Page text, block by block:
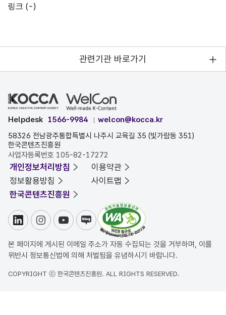
링크 (-)
관련기관 바로가기
Helpdesk 1566-9984
welcon@kocca.kr
58326 전남광주통합특별시 나주시 교육길 35 (빛가람동 351)
한국콘텐츠진흥원
사업자등록번호 105-82-17272
개인정보처리방침
이용약관
정보활용방침
사이트맵
한국콘텐츠진흥원
링크드인인스타그램
유튜브블로그
본 페이지에 게시된 이메일 주소가 자동 수집되는 것을 거부하며, 이를
위반시 정보통신법에 의해 처벌됨을 유념하시기 바랍니다.
COPYRIGHT ⓒ 한국콘텐츠진흥원. ALL RIGHTS RESERVED.